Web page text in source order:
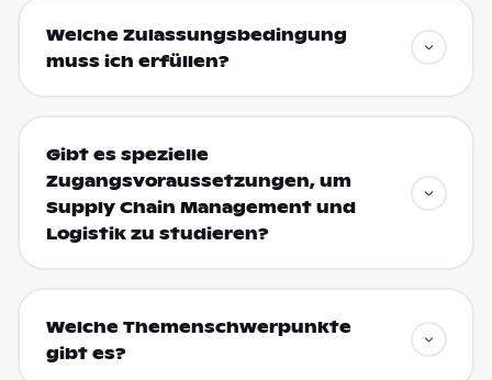
Welche Zulassungsbedingung
muss ich erfüllen?
Gibt es spezielle
Zugangsvoraussetzungen, um
Supply Chain Management und
Logistik zu studieren?
Welche Themenschwerpunkte
gibt es?